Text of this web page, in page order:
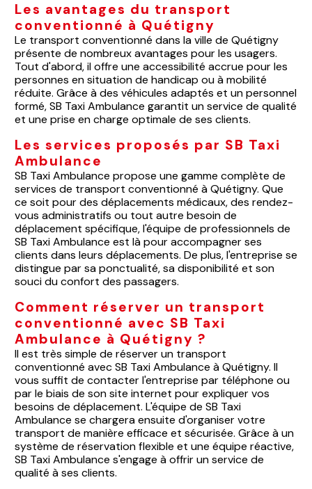
Les avantages du transport
conventionné à Quétigny
Le transport conventionné dans la ville de Quétigny
présente de nombreux avantages pour les usagers.
Tout d'abord, il offre une accessibilité accrue pour les
personnes en situation de handicap ou à mobilité
réduite. Grâce à des véhicules adaptés et un personnel
formé, SB Taxi Ambulance garantit un service de qualité
et une prise en charge optimale de ses clients.
Les services proposés par SB Taxi
Ambulance
SB Taxi Ambulance propose une gamme complète de
services de transport conventionné à Quétigny. Que
ce soit pour des déplacements médicaux, des rendez-
vous administratifs ou tout autre besoin de
déplacement spécifique, l'équipe de professionnels de
SB Taxi Ambulance est là pour accompagner ses
clients dans leurs déplacements. De plus, l'entreprise se
distingue par sa ponctualité, sa disponibilité et son
souci du confort des passagers.
Comment réserver un transport
conventionné avec SB Taxi
Ambulance à Quétigny ?
Il est très simple de réserver un transport
conventionné avec SB Taxi Ambulance à Quétigny. Il
vous suffit de contacter l'entreprise par téléphone ou
par le biais de son site internet pour expliquer vos
besoins de déplacement. L'équipe de SB Taxi
Ambulance se chargera ensuite d'organiser votre
transport de manière efficace et sécurisée. Grâce à un
système de réservation flexible et une équipe réactive,
SB Taxi Ambulance s'engage à offrir un service de
qualité à ses clients.